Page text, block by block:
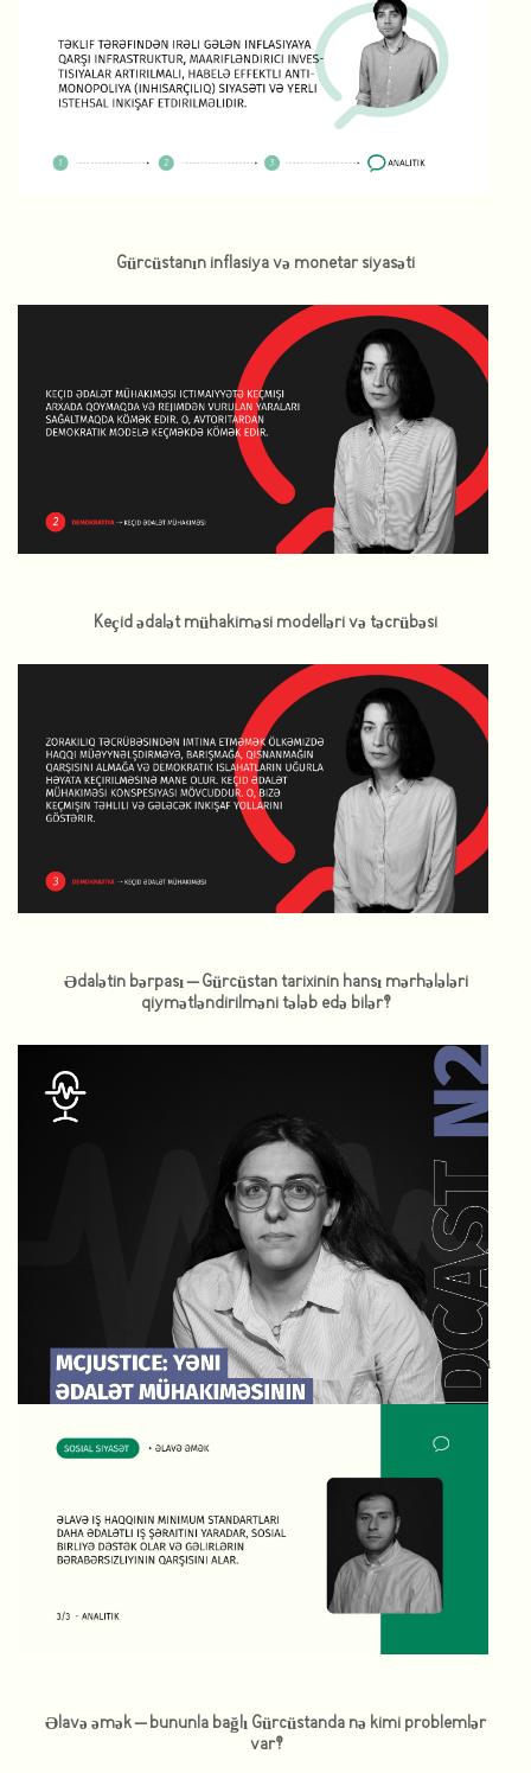
Gürcüstanın inflasiya və monetar siyasəti
Keçid ədalət mühakiməsi modelləri və təcrübəsi
Ədalətin bərpası – Gürcüstan tarixinin hansı mərhələləri
qiymətləndirilməni tələb edə bilər?
McJustice: yəni ədalət mühakiməsinin Makdonaldslaşdırılması
Əlavə əmək – bununla bağlı Gürcüstanda nə kimi problemlər
var?